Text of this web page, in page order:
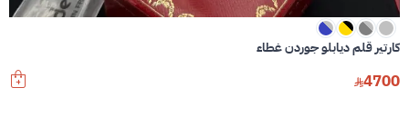
كارتير قلم ديابلو جوردن غطاء
4700